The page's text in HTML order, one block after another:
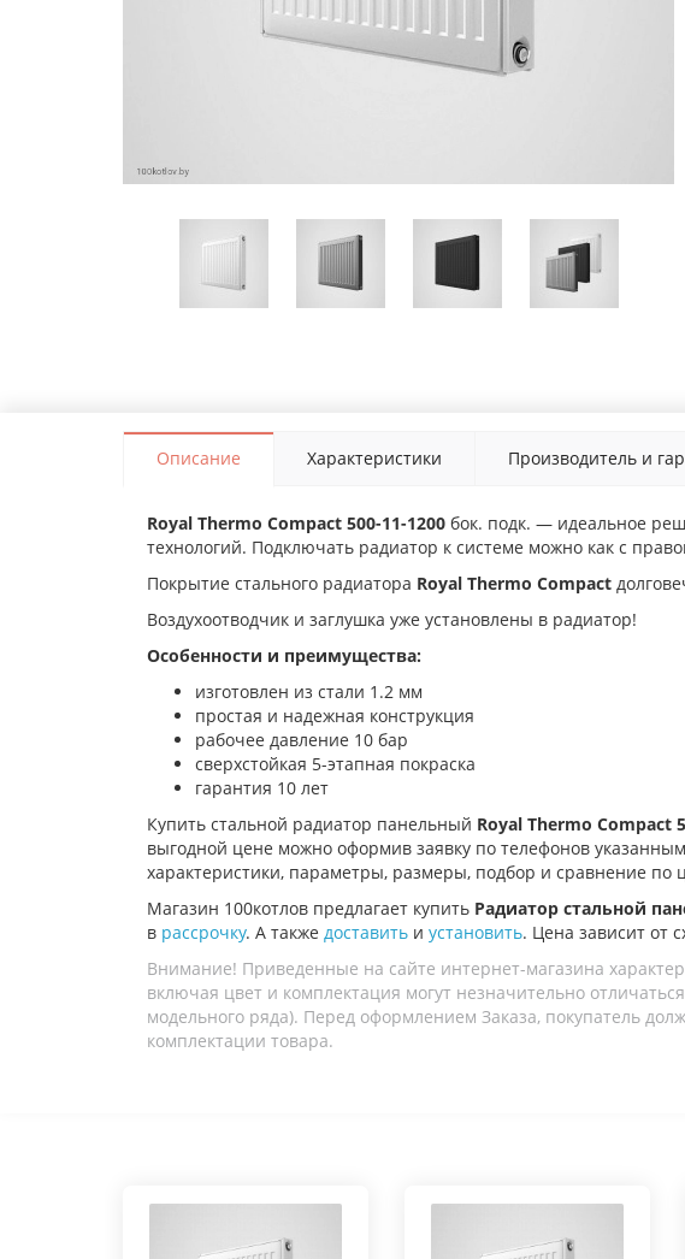
Описание Характеристики Производитель и
Royal Thermo Compact 500-11-1200 бок. подк. — идеальное
технологий. Подключать радиатор к системе можно как с
Покрытие стального радиатора Royal Thermo Compact
Воздухоотводчик и заглушка уже установлены в радиатор!
Особенности и преимущества:
изготовлен из стали 1.2 мм
простая и надежная конструкция
рабочее давление 10 бар
сверхстойкая 5-этапная покраска
гарантия 10 лет
Купить стальной радиатор панельный Royal Thermo Compact
выгодной цене можно оформив заявку по телефонов
характеристики, параметры, размеры, подбор и сравнение по
Магазин 100котлов предлагает купить Радиатор стальной
в рассрочку. А также доставить и установить. Цена зависит от
Внимание! Приведенные на сайте интернет-магазина
включая цвет и комплектация могут незначительно
модельного ряда). Перед оформлением Заказа, покупатель
комплектации товара.